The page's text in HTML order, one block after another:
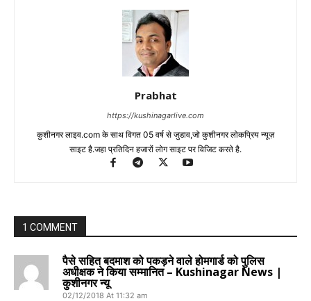
Prabhat
https://kushinagarlive.com
कुशीनगर लाइव.com के साथ विगत 05 वर्ष से जुडाव,जो कुशीनगर लोकप्रिय न्यूज़
साइट है.जहा प्रतिदिन हजारों लोग साइट पर विजिट करते है.
1 COMMENT
पैसे सहित बदमाश को पकड़ने वाले होमगार्ड को पुलिस
अधीक्षक ने किया सम्मानित – Kushinagar News |
कुशीनगर न्यू
02/12/2018 At 11:32 am